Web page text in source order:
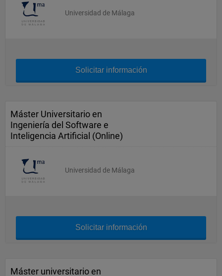
Universidad de Málaga
Solicitar información
Máster Universitario en
Ingeniería del Software e
Inteligencia Artificial (Online)
Universidad de Málaga
Solicitar información
Máster universitario en